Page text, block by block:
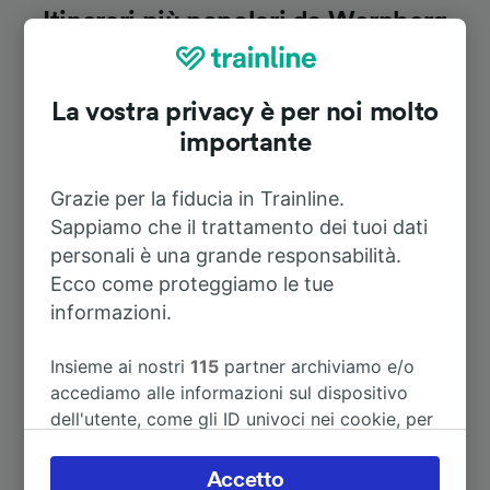
Itinerari più popolari da Wernberg
A Monaco di Baviera 2h 46m
A Monaco di baviera (stazione
centrale)
A Nürnberg Hbf 1h 27m
A Regensburg Hbf 54m
La vostra privacy è per noi molto
importante
Grazie per la fiducia in Trainline.
Sappiamo che il trattamento dei tuoi dati
personali è una grande responsabilità.
Ecco come proteggiamo le tue
informazioni.
Insieme ai nostri115 partner archiviamo e/o
accediamo alle informazioni sul dispositivo
dell'utente, come gli ID univoci nei cookie, per
accettare o gestire le proprie scelte facendo
Accetto